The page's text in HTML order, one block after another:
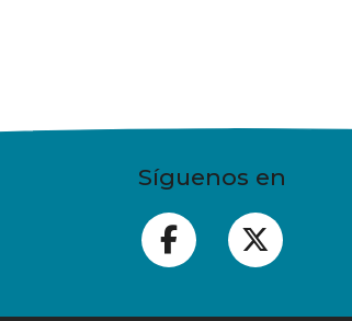
Síguenos en